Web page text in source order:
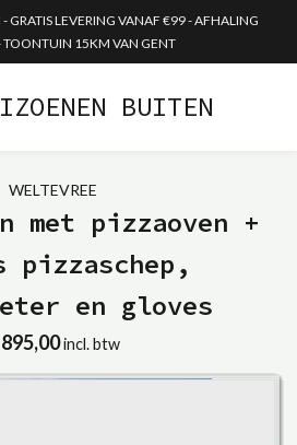
GRATIS LEVERING VANAF €99 - AFHALING
TOONTUIN 15KM VAN GENT
BUITEN
WELTEVREE
met pizzaoven +
pizzaschep,
en gloves
incl. btw